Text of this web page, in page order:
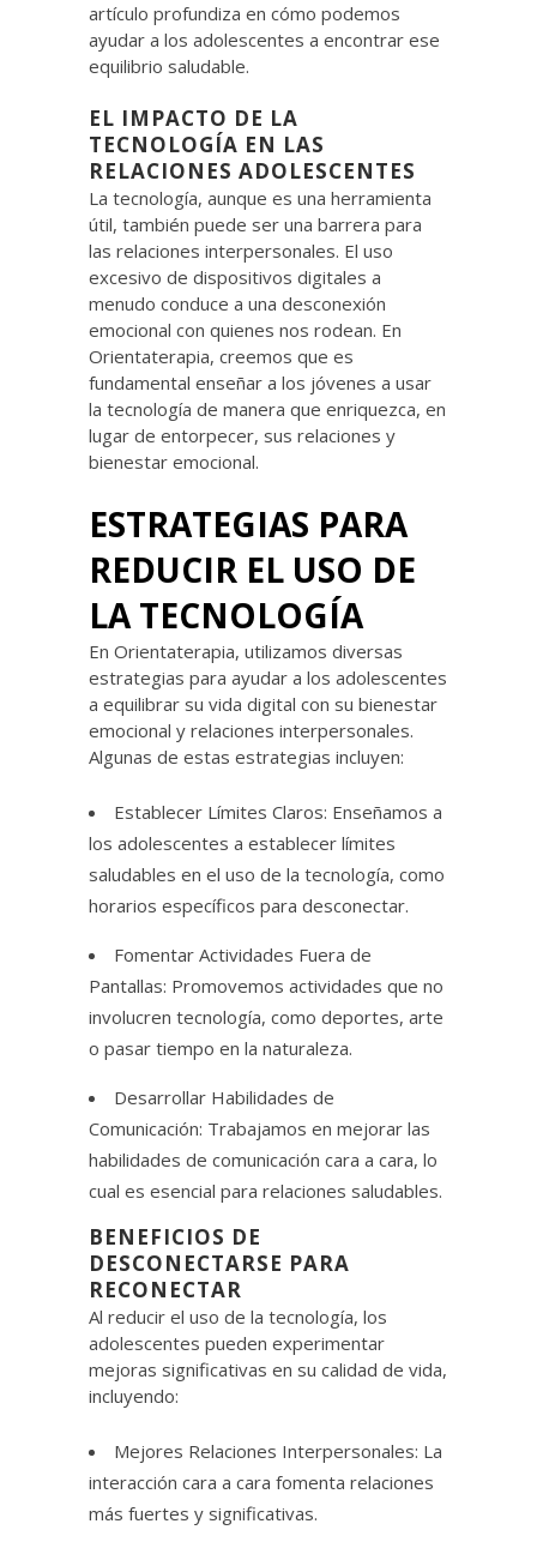
artículo profundiza en cómo podemos
ayudar a los adolescentes a encontrar ese
equilibrio saludable.
EL IMPACTO DE LA
TECNOLOGÍA EN LAS
RELACIONES ADOLESCENTES
La tecnología, aunque es una herramienta
útil, también puede ser una barrera para
las relaciones interpersonales. El uso
excesivo de dispositivos digitales a
menudo conduce a una desconexión
emocional con quienes nos rodean. En
Orientaterapia, creemos que es
fundamental enseñar a los jóvenes a usar
la tecnología de manera que enriquezca, en
lugar de entorpecer, sus relaciones y
bienestar emocional.
ESTRATEGIAS PARA
REDUCIR EL USO DE
LA TECNOLOGÍA
En Orientaterapia, utilizamos diversas
estrategias para ayudar a los adolescentes
a equilibrar su vida digital con su bienestar
emocional y relaciones interpersonales.
Algunas de estas estrategias incluyen:
Establecer Límites Claros: Enseñamos a
los adolescentes a establecer límites
saludables en el uso de la tecnología, como
horarios específicos para desconectar.
Fomentar Actividades Fuera de
Pantallas: Promovemos actividades que no
involucren tecnología, como deportes, arte
o pasar tiempo en la naturaleza.
Desarrollar Habilidades de
Comunicación: Trabajamos en mejorar las
habilidades de comunicación cara a cara, lo
cual es esencial para relaciones saludables.
BENEFICIOS DE
DESCONECTARSE PARA
RECONECTAR
Al reducir el uso de la tecnología, los
adolescentes pueden experimentar
mejoras significativas en su calidad de vida,
incluyendo:
Mejores Relaciones Interpersonales: La
interacción cara a cara fomenta relaciones
más fuertes y significativas.